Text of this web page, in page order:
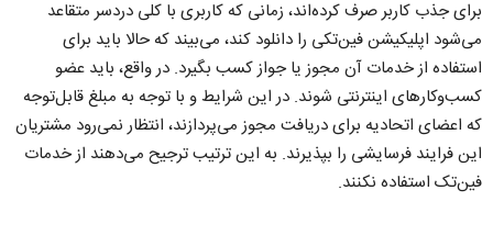
برای جذب کاربر صرف کرده‌اند، زمانی که کاربری با کلی دردسر متقاعد
می‌شود اپلیکیشن فین‌تکی را دانلود کند، می‌بیند که حالا باید برای
استفاده از خدمات آن مجوز یا جواز کسب بگیرد. در واقع، باید عضو
کسب‌وکارهای اینترنتی شوند. در این شرایط و با توجه به مبلغ قابل‌توجه
که اعضای اتحادیه برای دریافت مجوز می‌پردازند، انتظار نمی‌رود مشتریان
این فرایند فرسایشی را بپذیرند. به این ترتیب ترجیح می‌دهند از خدمات
فین‌تک استفاده نکنند.